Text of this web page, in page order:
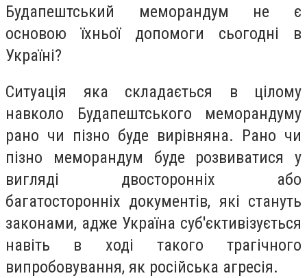
Будапештський меморандум не є
основою їхньої допомоги сьогодні в
Україні?
Ситуація яка складається в цілому
навколо Будапештського меморандуму
рано чи пізно буде вирівняна. Рано чи
пізно меморандум буде розвиватися у
вигляді двосторонніх або
багатосторонніх документів, які стануть
законами, адже Україна суб'єктивізується
навіть в ході такого трагічного
випробовування, як російська агресія.